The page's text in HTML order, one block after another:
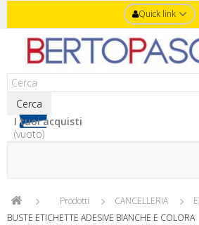
Quick link
Cerca
I tuoi acquisti
(vuoto)
Prodotti CANCELLERIA
BUSTE ETICHETTE ADESIVE BIANCHE E COLORA